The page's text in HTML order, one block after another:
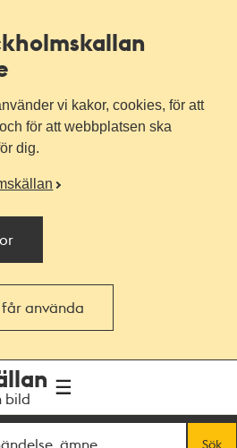
vi kakor, cookies, för att
för att webbplatsen ska
dig.
använda
bild
Sök